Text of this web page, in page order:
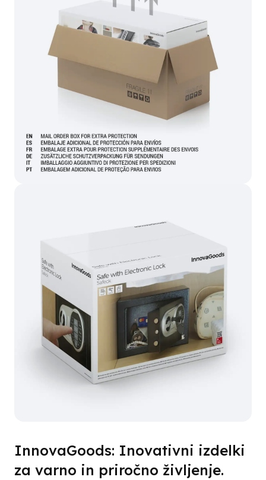
InnovaGoods: Inovativni izdelki
za varno in priročno življenje.